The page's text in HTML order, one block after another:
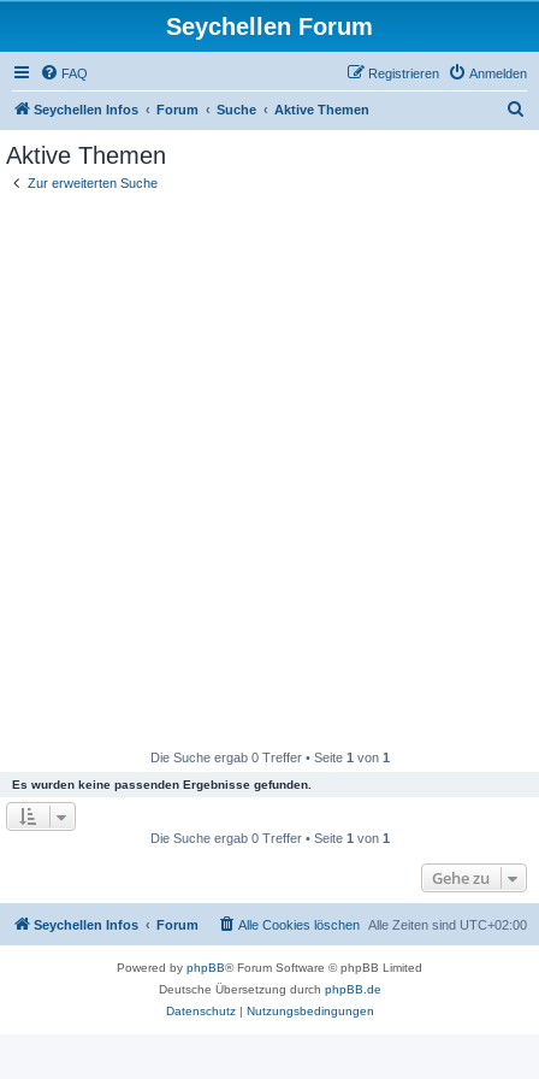
Seychellen Forum
FAQ Anmelden
Registrieren
Seychellen Infos Forum Suche Aktive Themen
Aktive Themen
Zur erweiterten Suche
Die Suche ergab 0 Treffer • Seite 1 von 1
Es wurden keine passenden Ergebnisse gefunden.
Die Suche ergab 0 Treffer • Seite 1 von 1
Gehe zu
Seychellen Infos Forum Alle Zeiten sind UTC+02:00
Alle Cookies löschen
Powered by phpBB® Forum Software © phpBB Limited
Deutsche Übersetzung durch phpBB.de
Datenschutz| Nutzungsbedingungen